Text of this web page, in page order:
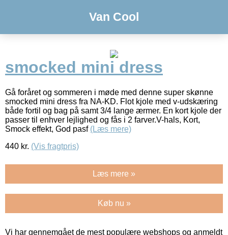
Van Cool
smocked mini dress
Gå foråret og sommeren i møde med denne super skønne
smocked mini dress fra NA-KD. Flot kjole med v-udskæring
både fortil og bag på samt 3/4 lange ærmer. En kort kjole der
passer til enhver lejlighed og fås i 2 farver.V-hals, Kort,
Smock effekt, God pasf (Læs mere)
440 kr. (Vis fragtpris)
Læs mere »
Køb nu »
Vi har gennemgået de mest populære webshops og anmeldt